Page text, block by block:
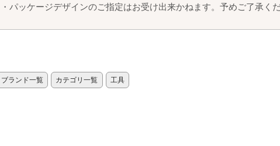
・パッケージデザインのご指定はお受け出来かねます。予めご了承くだ
ブランド一覧 カテゴリ一覧 工具